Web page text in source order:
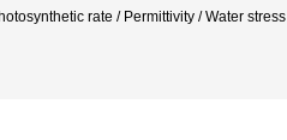
rate / Permittivity / Water stress